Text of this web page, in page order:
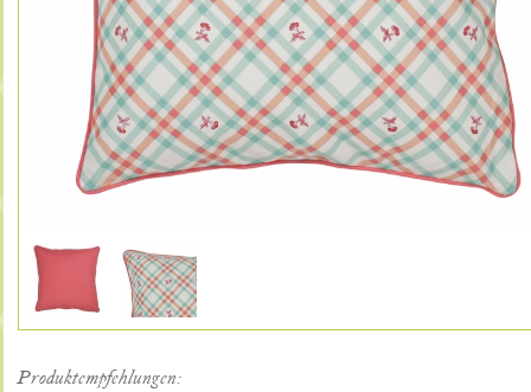
Produktempfehlungen: